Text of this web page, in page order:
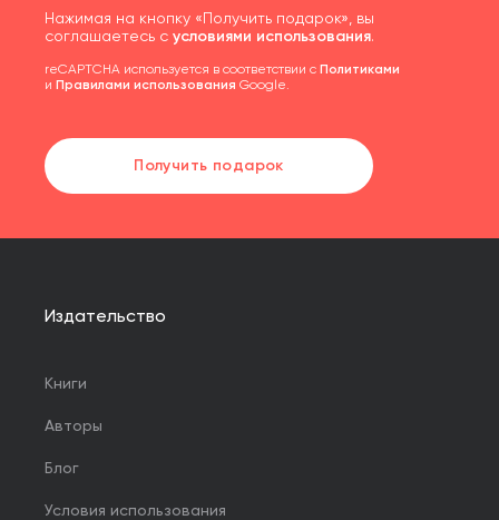
Нажимая на кнопку «Получить подарок», вы
соглашаетесь с условиями использования.
reCAPTCHA используется в соответствии с Политиками
и Правилами использования Google.
Получить подарок
Издательство
Книги
Авторы
Блог
Условия использования